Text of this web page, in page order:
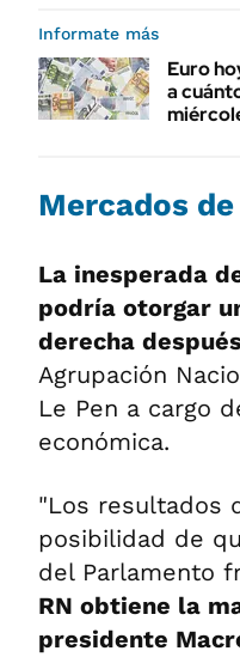
Informate más
Euro
a
Mercados
La inesperada
podría otorgar
derecha
Agrupación
Le Pen a cargo
económica.
"Los resultados
posibilidad de
del Parlamento
RN obtiene la
presidente